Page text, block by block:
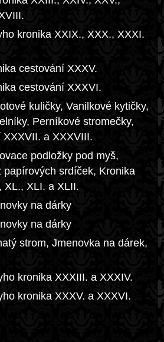
kronika XXIX., XXX., XXXI.
cestování XXXV.
cestování XXXVI.
kuličky, Vanilkové kytičky,
Perníkové stromečky,
a XXXVIII.
podložky pod myš,
papírových srdíček, Kronika
XL., XLI. a XLII.
na dárky
na dárky
strom, Jmenovka na dárek,
kronika XXXIII. a XXXIV.
kronika XXXV. a XXXVI.